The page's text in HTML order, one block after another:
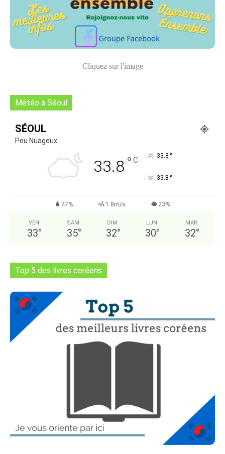
Cliquez sur l'image
Météo à Séoul
SÉOUL
Peu Nuageux
33.8 ° C 33.8 °
33.8 °
47% 1.8m/s 23%
VEN
33°
SAM
35°
DIM
32°
LUN
30°
MAR
32°
Top 5 des livres coréens